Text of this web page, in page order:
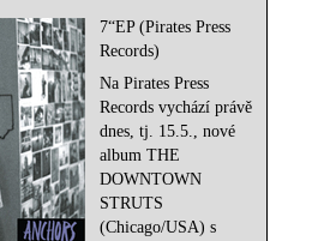
7“EP (Pirates Press
Records)
Na Pirates Press
Records vychází právě
dnes, tj. 15.5., nové
album THE
DOWNTOWN
STRUTS
(Chicago/USA) s